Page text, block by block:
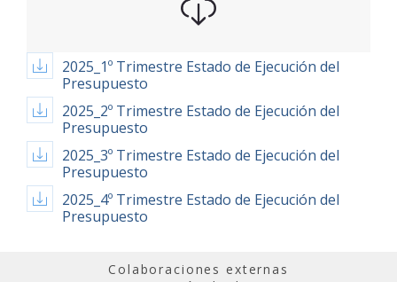
2025_1º Trimestre Estado de Ejecución del
Presupuesto
2025_2º Trimestre Estado de Ejecución del
Presupuesto
2025_3º Trimestre Estado de Ejecución del
Presupuesto
2025_4º Trimestre Estado de Ejecución del
Presupuesto
Colaboraciones externas